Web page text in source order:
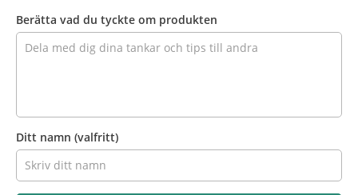
produkten
Berätta vad du tyckte om produkten
Ditt namn (valfritt)